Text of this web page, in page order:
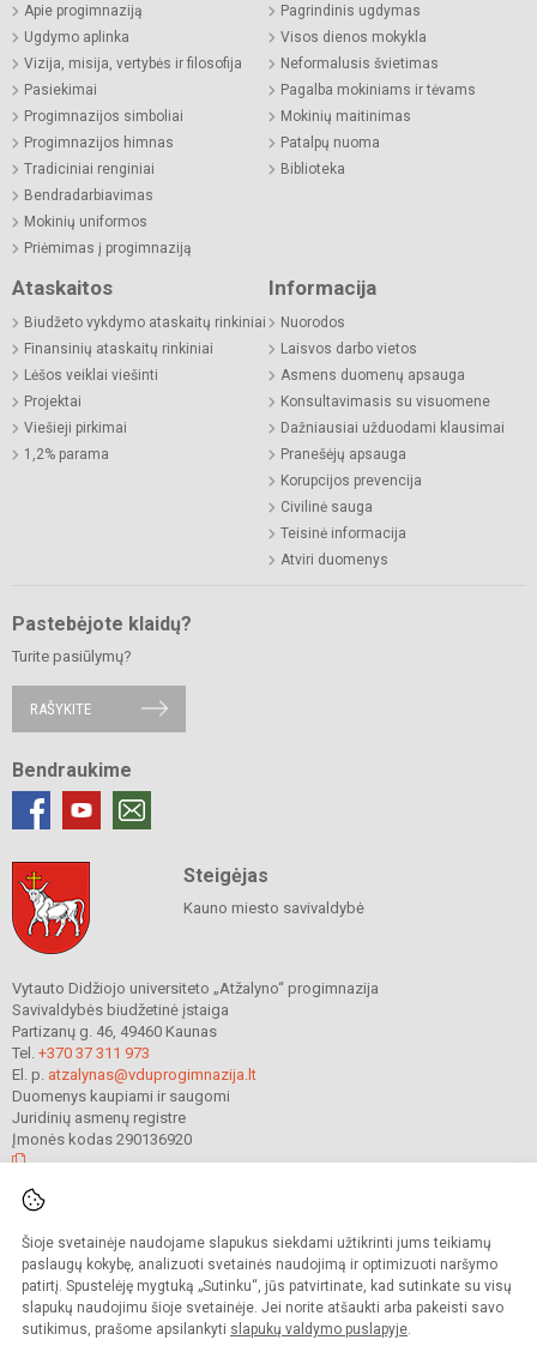
Šioje svetainėje naudojame slapukus siekdami užtikrinti jums teikiamų
paslaugų kokybę, analizuoti svetainės naudojimą ir optimizuoti naršymo
patirtį. Spustelėję mygtuką „Sutinku“, jūs patvirtinate, kad sutinkate su visų
slapukų naudojimu šioje svetainėje. Jei norite atšaukti arba pakeisti savo
sutikimus, prašome apsilankyti slapukų valdymo puslapyje.
Apie progimnaziją
Ugdymo aplinka
Vizija, misija, vertybės ir filosofija
Pasiekimai
Progimnazijos simboliai
Progimnazijos himnas
Tradiciniai renginiai
Bendradarbiavimas
Mokinių uniformos
Priėmimas į progimnaziją
Pagrindinis ugdymas
Visos dienos mokykla
Neformalusis švietimas
Pagalba mokiniams ir tėvams
Mokinių maitinimas
Patalpų nuoma
Biblioteka
Ataskaitos
Biudžeto vykdymo ataskaitų rinkiniai
Finansinių ataskaitų rinkiniai
Lėšos veiklai viešinti
Projektai
Viešieji pirkimai
1,2% parama
Informacija
Nuorodos
Laisvos darbo vietos
Asmens duomenų apsauga
Konsultavimasis su visuomene
Dažniausiai užduodami klausimai
Pranešėjų apsauga
Korupcijos prevencija
Civilinė sauga
Teisinė informacija
Atviri duomenys
Pastebėjote klaidų?
Turite pasiūlymų?
RAŠYKITE
Bendraukime
Steigėjas
Kauno miesto savivaldybė
Vytauto Didžiojo universiteto „Atžalyno“ progimnazija
Savivaldybės biudžetinė įstaiga
Partizanų g. 46, 49460 Kaunas
Tel. +370 37 311 973
El. p. atzalynas@vduprogimnazija.lt
Duomenys kaupiami ir saugomi
Juridinių asmenų registre
Įmonės kodas 290136920
saugomos.
Kopijuoti turinį be raštiško gimnazijos sutikimo griežtai draudžiama.
Prieinamumo paraiška Slapukų valdymas
Sumanus būdas atnaujinti